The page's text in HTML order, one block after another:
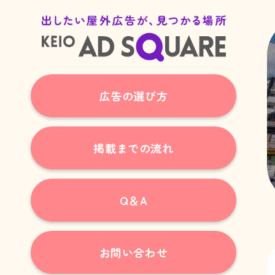
広告の選び方
掲載までの流れ
Q＆A
お問い合わせ